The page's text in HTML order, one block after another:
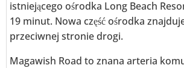
istniejącego ośrodka Long Beach
19 minut. Nowa część ośrodka
przeciwnej stronie drogi.
Magawish Road to znana arteria